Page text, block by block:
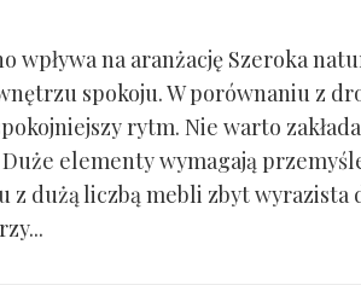
wpływa na aranżację Szeroka
spokoju. W porównaniu z
rytm. Nie warto
elementy wymagają
z dużą liczbą mebli zbyt wyrazista